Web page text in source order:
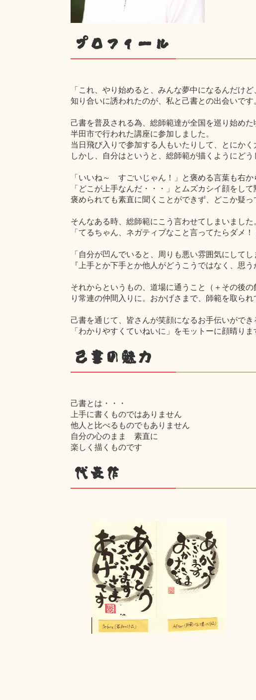
プロフィール
「これ、やり始めると、みんな夢中になるんだけど
知り合いに誘われたのが、私と己書との出会いです
己書を普及される為、総師範達が全国を巡り始めた
半田市で行われた講座に参加しました。
当日飛び入りで参加する人もいたりして、とにかく
しかし、自分はというと、総師範が描くようにどう
「いいね～ すごいじゃん！」と褒める言葉も右か
「どこが上手なんだ・・・」とムズカシイ顔をして
褒められても素直に聞くことができず、どこか疑
そんなある時、総師範にこう言わせてしまいました
「てるちゃん、ネガティブなこと言ってたらダメ！
「自分が凹んでいると、周りも悪い雰囲気にして
『上手とか下手とか他人がどうこうではなく、思
それからというもの、道場に通うこと（＋その後
り常連の仲間入りに。おかげさまで、師範を取ら
己書を通じて、皆さんが笑顔になるお手伝いができ
「わかりやすくていねいに」をモットーに顔晴りま
己書の魅力
己書とは・・・
上手に書くものではありません
他人と比べるものでもありません
自分の心のまま 素直に
楽しく描くものです
代表作